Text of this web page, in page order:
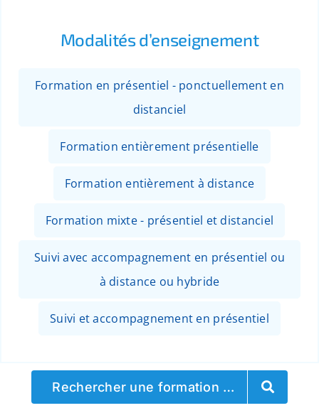
Modalités d’enseignement
Formation en présentiel - ponctuellement en
distanciel
Formation entièrement présentielle
Formation entièrement à distance
Formation mixte - présentiel et distanciel
Suivi avec accompagnement en présentiel ou
à distance ou hybride
Suivi et accompagnement en présentiel
Rechercher une formation …